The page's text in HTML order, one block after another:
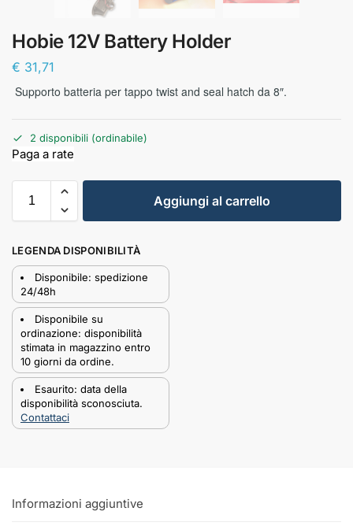
Hobie 12V Battery Holder
€ 31,71
Supporto batteria per tappo twist and seal hatch da 8″.
2 disponibili (ordinabile)
Aggiungi al carrello
LEGENDA DISPONIBILITÀ
Disponibile: spedizione
24/48h
Disponibile su
ordinazione: disponibilità
stimata in magazzino entro
10 giorni da ordine.
Esaurito: data della
disponibilità sconosciuta.
Contattaci
Informazioni aggiuntive